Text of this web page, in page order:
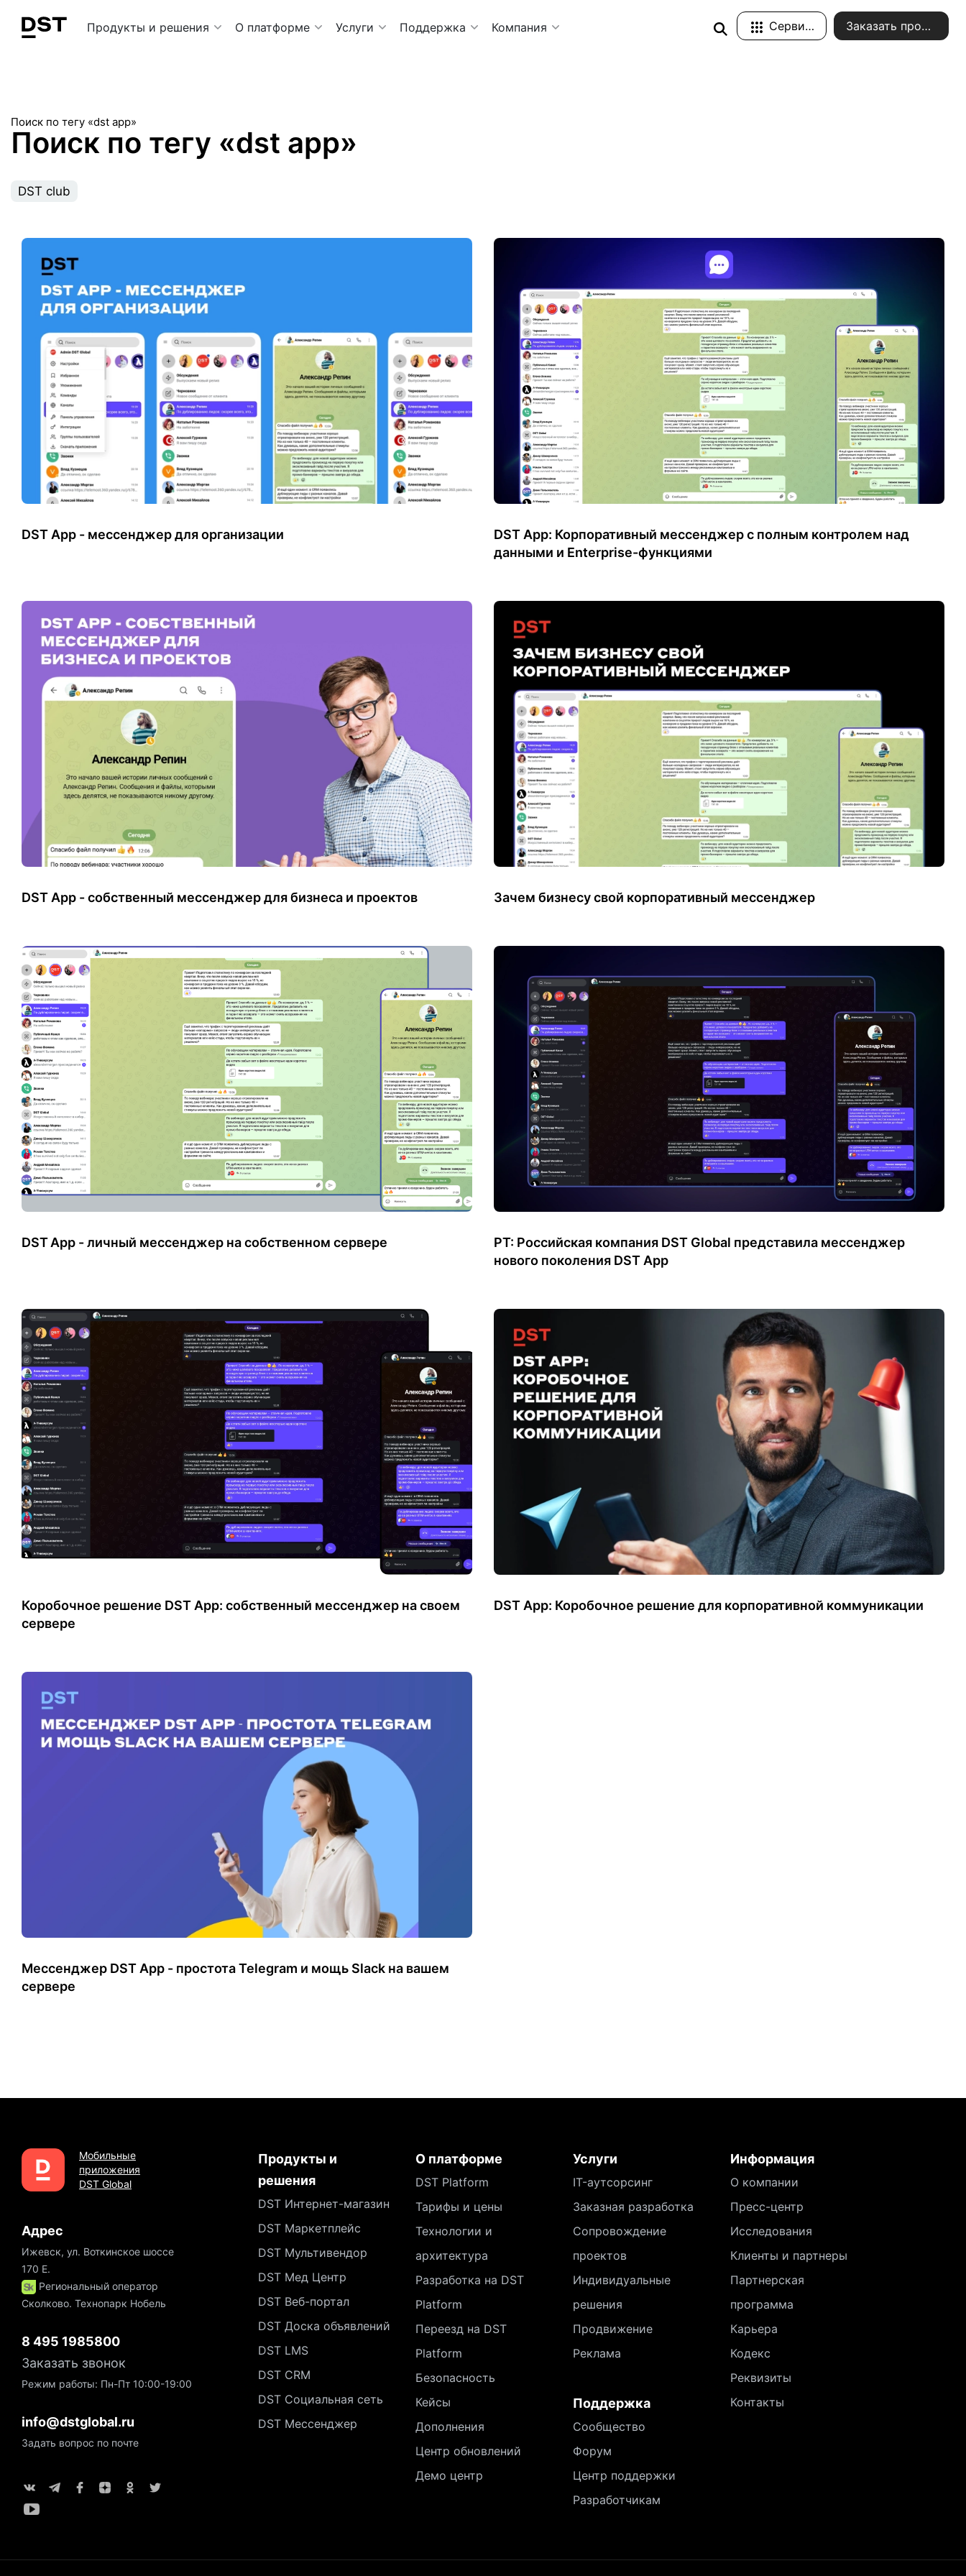
Navigation Menu
Продукты и решения О платформе Услуги Поддержка Компания Сервисы Заказать проект
Поиск по тегу «dst app»
Поиск по тегу «dst app»
DST club
DST App - мессенджер для организации
DST App: Корпоративный мессенджер с полным контролем над
данными и Enterprise-функциями
DST App - собственный мессенджер для бизнеса и проектов Зачем бизнесу свой корпоративный мессенджер
DST App - личный мессенджер на собственном сервере
РТ: Российская компания DST Global представила мессенджер
нового поколения DST App
Коробочное решение DST App: собственный мессенджер на своем
сервере
DST App: Коробочное решение для корпоративной коммуникации
Мессенджер DST App - простота Telegram и мощь Slack на вашем
сервере
Мобильные
приложения
DST Global
Адрес
Ижевск, ул. Воткинское шоссе
170 Е.
Региональный оператор
Сколково. Технопарк Нобель
8 495 1985800
Заказать звонок
Режим работы: Пн-Пт 10:00-19:00
info@dstglobal.ru
Задать вопрос по почте
Продукты и
решения
DST Интернет-магазин
DST Маркетплейс
DST Мультивендор
DST Мед Центр
DST Веб-портал
DST Доска объявлений
DST LMS
DST CRM
DST Социальная сеть
DST Мессенджер
О платформе
DST Platform
Тарифы и цены
Технологии и
архитектура
Разработка на DST
Platform
Переезд на DST
Platform
Безопасность
Кейсы
Дополнения
Центр обновлений
Демо центр
Услуги
IT-аутсорсинг
Заказная разработка
Сопровождение
проектов
Индивидуальные
решения
Продвижение
Реклама
Поддержка
Сообщество
Форум
Центр поддержки
Разработчикам
Информация
О компании
Пресс-центр
Исследования
Клиенты и партнеры
Партнерская
программа
Карьера
Кодекс
Реквизиты
Контакты